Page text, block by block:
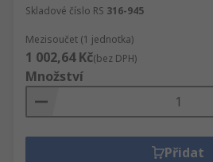
Skladové číslo RS 316-945
Mezisoučet (1 jednotka)
1 002,64 Kč(bez DPH)
Množství
Přidat